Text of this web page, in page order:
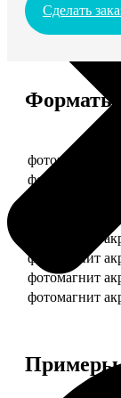
Сделать
Форматы
Услуга
фотомагниты
фотомагнит
фотомагниты
фотомагниты
фотомагнит
фотомагнит
фотомагнит
фотомагнит
Примеры